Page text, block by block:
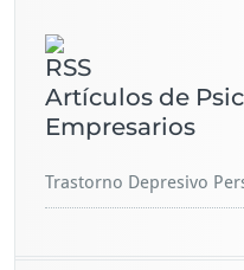
Artículos de
Empresarios
Trastorno Depresivo